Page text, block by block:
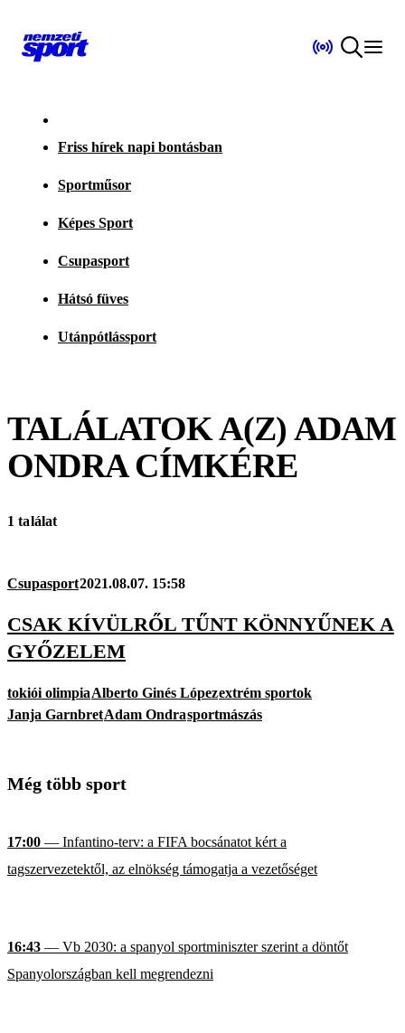
Friss hírek napi bontásban
Sportműsor
Képes Sport
Csupasport
Hátsó füves
Utánpótlássport
TALÁLATOK A(Z) ADAM
ONDRACÍMKÉRE
1 találat
Csupasport2021.08.07. 15:58
CSAK KÍVÜLRŐL TŰNT KÖNNYŰNEK A
GYŐZELEM
tokiói olimpiaAlberto Ginés Lópezextrém sportok
Janja GarnbretAdam Ondrasportmászás
Még több sport
17:00 — Infantino-terv: a FIFA bocsánatot kért a
tagszervezetektől, az elnökség támogatja a vezetőséget
16:43 — Vb 2030: a spanyol sportminiszter szerint a döntőt
Spanyolországban kell megrendezni